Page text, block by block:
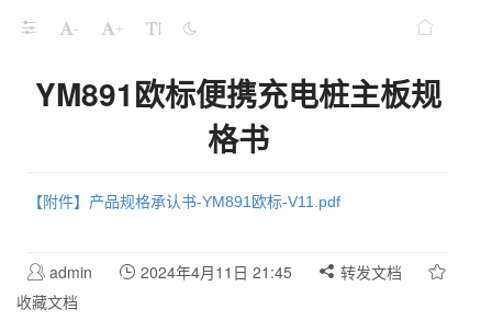
- +
YM891欧标便携充电桩主板规
格书
【附件】产品规格承认书-YM891欧标-V11.pdf
admin 2024年4月11日 21:45
转发文档
收藏文档